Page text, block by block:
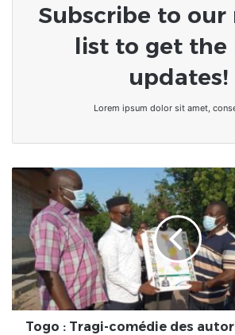
Subscribe to our
list to get the
updates!
Lorem ipsum dolor sit amet,
Togo
Tragi-
comédie
des
autorités
politiques
qui
se
ridiculisent
Togo : Tragi-comédie des